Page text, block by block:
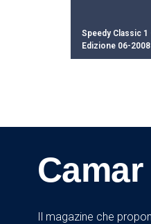
Speedy Classic 1
Edizione 06-2008
Camar
Il magazine che